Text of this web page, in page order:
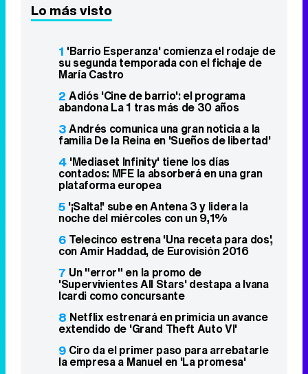
Lo más visto
1 'Barrio Esperanza' comienza el rodaje de
su segunda temporada con el fichaje de
María Castro
2 Adiós 'Cine de barrio': el programa
abandona La 1 tras más de 30 años
3Andrés comunica una gran noticia a la
familia De la Reina en 'Sueños de libertad'
4 'Mediaset Infinity' tiene los días
contados: MFE la absorberá en una gran
plataforma europea
5 '¡Salta!' sube en Antena 3 y lidera la
noche del miércoles con un 9,1%
6 Telecinco estrena 'Una receta para dos',
con Amir Haddad, de Eurovisión 2016
7 Un "error" en la promo de
'Supervivientes All Stars' destapa a Ivana
Icardi como concursante
8 Netflix estrenará en primicia un avance
extendido de 'Grand Theft Auto VI'
9 Ciro da el primer paso para arrebatarle
la empresa a Manuel en 'La promesa'